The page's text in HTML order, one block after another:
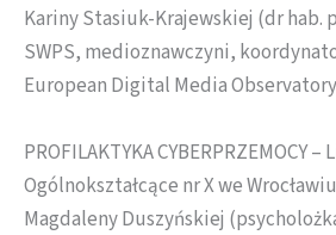
Kariny Stasiuk-Krajewskiej (dr hab.
SWPS, medioznawczyni,
European Digital Media
PROFILAKTYKA CYBERPRZEMOCY –
Ogólnokształcące nr X we
Magdaleny Duszyńskiej